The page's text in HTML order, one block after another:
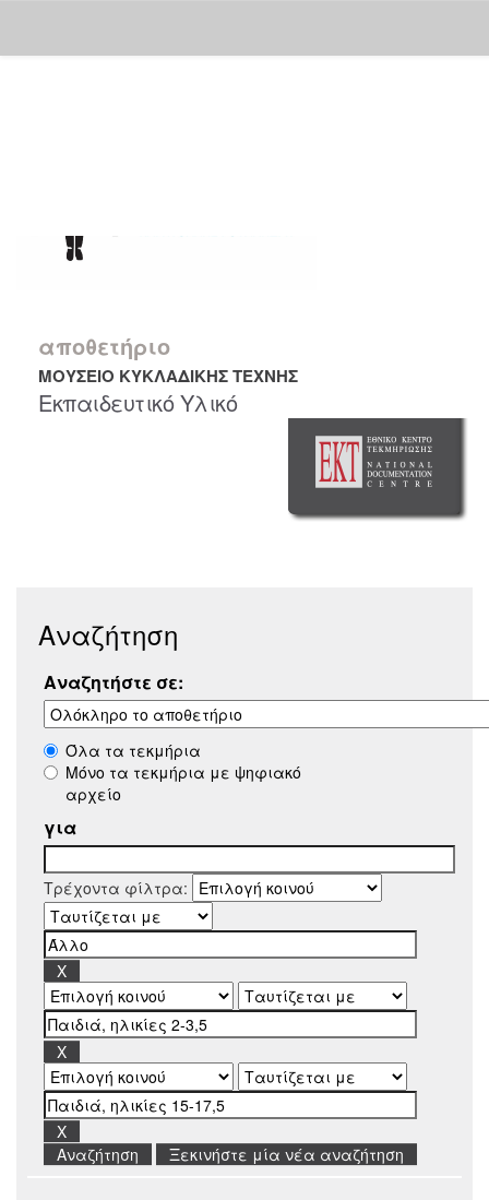
αποθετήριο
ΜΟΥΣΕΙΟ ΚΥΚΛΑΔΙΚΗΣ ΤΕΧΝΗΣ
Εκπαιδευτικό Υλικό
Αναζήτηση
Αναζητήστε σε:
Όλα τα τεκμήρια
Μόνο τα τεκμήρια με ψηφιακό
αρχείο
για
Τρέχοντα φίλτρα:
Ξεκινήστε μία νέα αναζήτηση